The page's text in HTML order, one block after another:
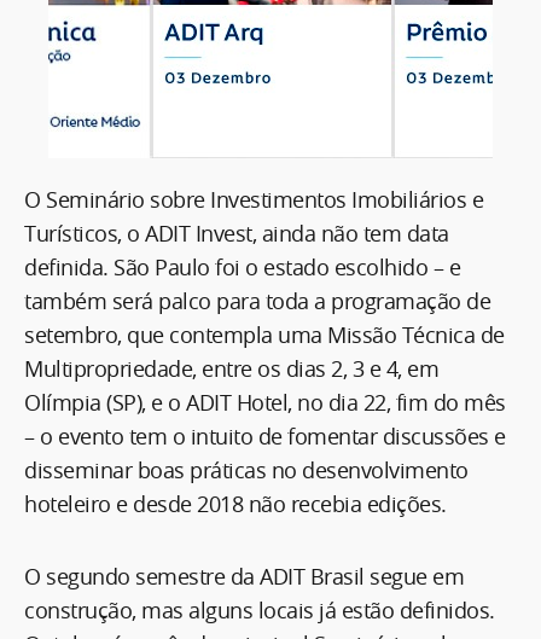
O Seminário sobre Investimentos Imobiliários e
Turísticos, o ADIT Invest, ainda não tem data
definida. São Paulo foi o estado escolhido – e
também será palco para toda a programação de
setembro, que contempla uma Missão Técnica de
Multipropriedade, entre os dias 2, 3 e 4, em
Olímpia (SP), e o ADIT Hotel, no dia 22, fim do mês
– o evento tem o intuito de fomentar discussões e
disseminar boas práticas no desenvolvimento
hoteleiro e desde 2018 não recebia edições.
O segundo semestre da ADIT Brasil segue em
construção, mas alguns locais já estão definidos.